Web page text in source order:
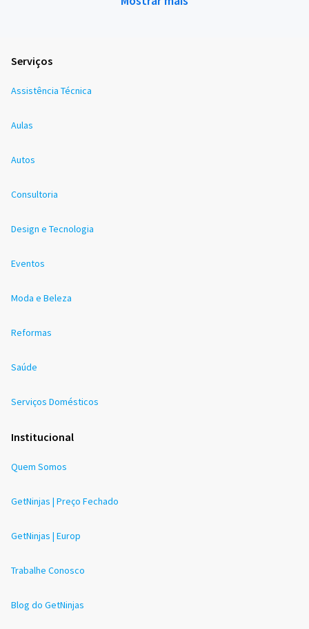
Serviços
Assistência Técnica
Aulas
Autos
Consultoria
Design e Tecnologia
Eventos
Moda e Beleza
Reformas
Saúde
Serviços Domésticos
Institucional
Quem Somos
GetNinjas | Preço Fechado
GetNinjas | Europ
Trabalhe Conosco
Blog do GetNinjas